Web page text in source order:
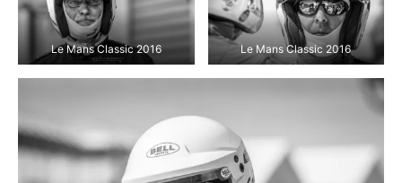
Le Mans Classic 2016 Le Mans Classic 2016